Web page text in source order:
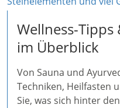
Wellness-
im Überblick
Von Sauna und
Techniken, Heilfasten
Sie, was sich hinter